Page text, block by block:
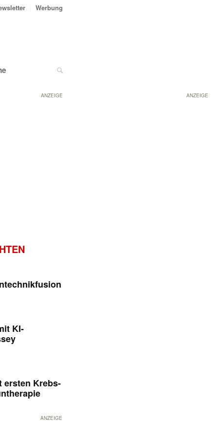
ANZEIGE
Werbung
ANZEIGE
KI-
ersten Krebs-
ANZEIGE